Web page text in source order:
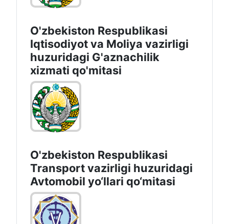
O'zbekiston Respublikasi
Iqtisodiyot vа Moliya vazirligi
huzuridagi G'aznachilik
xizmati qo'mitasi
O'zbekiston Respublikasi
Transport vazirligi huzuridagi
Avtomobil yo‘llari qo‘mitasi